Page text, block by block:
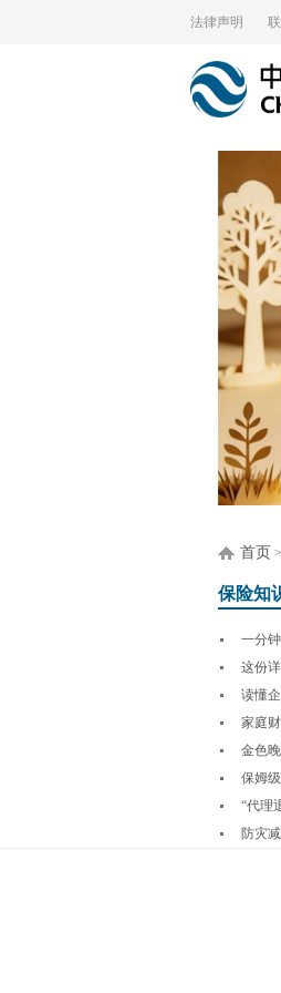
法律声明
首页 >
保险知
一分
这份
读懂
家庭
金色
保姆
“代理
防灾